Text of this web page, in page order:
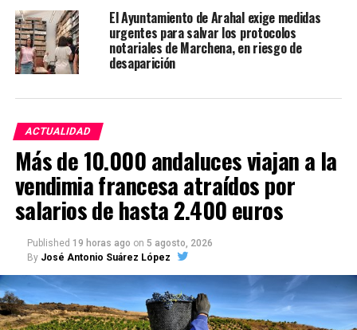
El Ayuntamiento de Arahal exige medidas
urgentes para salvar los protocolos
notariales de Marchena, en riesgo de
desaparición
ACTUALIDAD
Más de 10.000 andaluces viajan a la
vendimia francesa atraídos por
salarios de hasta 2.400 euros
Published 19 horas ago on 5 agosto, 2026
By José Antonio Suárez López